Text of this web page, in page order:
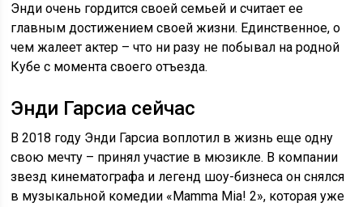
Энди очень гордится своей семьей и считает ее
главным достижением своей жизни. Единственное, о
чем жалеет актер – что ни разу не побывал на родной
Кубе с момента своего отъезда.
Энди Гарсиа сейчас
В 2018 году Энди Гарсиа воплотил в жизнь еще одну
свою мечту – принял участие в мюзикле. В компании
звезд кинематографа и легенд шоу-бизнеса он снялся
в музыкальной комедии «Mamma Mia! 2», которая уже